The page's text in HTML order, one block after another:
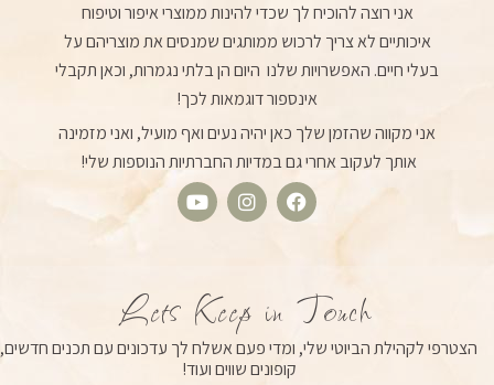
אני רוצה להוכיח לך שכדי להינות ממוצרי איפור וטיפוח
איכותיים לא צריך לרכוש ממותגים שמנסים את מוצריהם על
בעלי חיים. האפשרויות שלנו היום הן בלתי נגמרות, וכאן תקבלי
אינספור דוגמאות לכך!
אני מקווה שהזמן שלך כאן יהיה נעים ואף מועיל, ואני מזמינה
אותך לעקוב אחרי גם במדיות החברתיות הנוספות שלי!
F
o
k
I
g
a
m
Y
b
e
Lets Keep in Touch
הצטרפי לקהילת הביוטי שלי, ומדי פעם אשלח לך עדכונים עם תכנים חדשים,
קופונים שווים ועוד!